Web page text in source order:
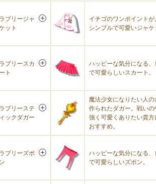
ラブリージャ
ット
イチゴのワンポイントが
シンプルで可愛いジャケ
ラブリースカ
ート
ハッピーな気分になる、
で可愛らしいスカート。
ラブリーステ
ィックダガー
魔法少女になりたい人の
作られたダガー。戦いの
強く可愛くありたい貴方
おすすめ。
ラブリーズボ
ン
ハッピーな気分になる、
で可愛らしいズボン。